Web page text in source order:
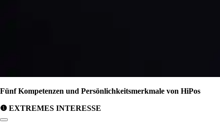
Fünf Kompetenzen und Persönlichkeitsmerkmale von HiPos
❶ EXTREMES INTERESSE
Link zum Abschnitt kopieren: